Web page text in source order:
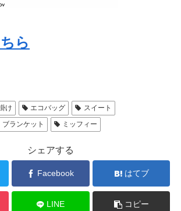
ら
け エコバッグ
スイート
ブランケット ミッフィー
シェアする
Facebook はてブ
LINE コピー